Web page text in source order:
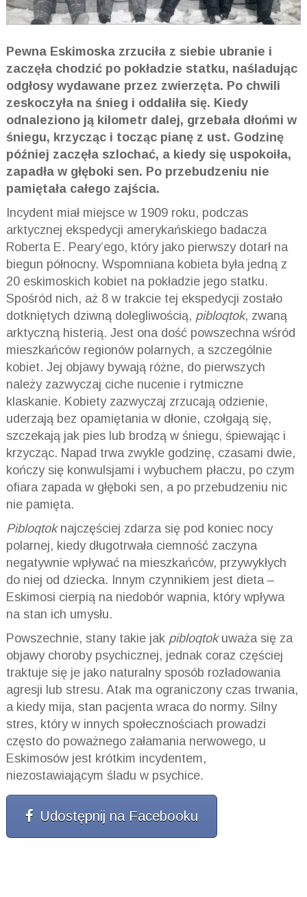
Pewna Eskimoska zrzuciła z siebie ubranie i
zaczęła chodzić po pokładzie statku, naśladując
odgłosy wydawane przez zwierzęta. Po chwili
zeskoczyła na śnieg i oddaliła się. Kiedy
odnaleziono ją kilometr dalej, grzebała dłońmi w
śniegu, krzycząc i tocząc pianę z ust. Godzinę
później zaczęła szlochać, a kiedy się uspokoiła,
zapadła w głęboki sen. Po przebudzeniu nie
pamiętała całego zajścia.
Incydent miał miejsce w 1909 roku, podczas
arktycznej ekspedycji amerykańskiego badacza
Roberta E. Peary’ego, który jako pierwszy dotarł na
biegun północny. Wspomniana kobieta była jedną z
20 eskimoskich kobiet na pokładzie jego statku.
Spośród nich, aż 8 w trakcie tej ekspedycji zostało
dotkniętych dziwną dolegliwością, pibloqtok, zwaną
arktyczną histerią. Jest ona dość powszechna wśród
mieszkańców regionów polarnych, a szczególnie
kobiet. Jej objawy bywają różne, do pierwszych
należy zazwyczaj ciche nucenie i rytmiczne
klaskanie. Kobiety zazwyczaj zrzucają odzienie,
uderzają bez opamiętania w dłonie, czołgają się,
szczekają jak pies lub brodzą w śniegu, śpiewając i
krzycząc. Napad trwa zwykle godzinę, czasami dwie,
kończy się konwulsjami i wybuchem płaczu, po czym
ofiara zapada w głęboki sen, a po przebudzeniu nic
nie pamięta.
Pibloqtoknajczęściej zdarza się pod koniec nocy
polarnej, kiedy długotrwała ciemność zaczyna
negatywnie wpływać na mieszkańców, przywykłych
do niej od dziecka. Innym czynnikiem jest dieta –
Eskimosi cierpią na niedobór wapnia, który wpływa
na stan ich umysłu.
Powszechnie, stany takie jak pibloqtokuważa się za
objawy choroby psychicznej, jednak coraz częściej
traktuje się je jako naturalny sposób rozładowania
agresji lub stresu. Atak ma ograniczony czas trwania,
a kiedy mija, stan pacjenta wraca do normy. Silny
stres, który w innych społecznościach prowadzi
często do poważnego załamania nerwowego, u
Eskimosów jest krótkim incydentem,
niezostawiającym śladu w psychice.
Udostępnij na Facebooku